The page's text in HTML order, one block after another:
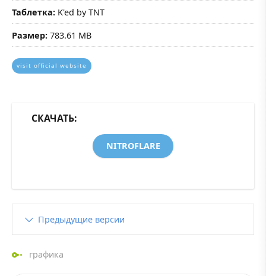
Таблетка: K'ed by TNT
Размер: 783.61 MB
visit official website
СКАЧАТЬ:
NITROFLARE
Предыдущие версии
графика